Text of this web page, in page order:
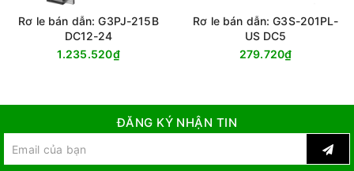
Rơ le bán dẫn: G3PJ-215B
DC12-24
1.235.520₫
Rơ le bán dẫn: G3S-201PL-
US DC5
279.720₫
ĐĂNG KÝ NHẬN TIN